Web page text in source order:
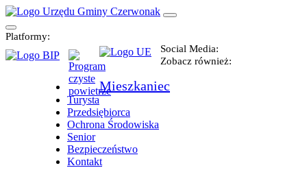
Platformy:
Social Media:
Zobacz również:
Mieszkaniec
Turysta
Przedsiębiorca
Ochrona Środowiska
Senior
Bezpieczeństwo
Kontakt